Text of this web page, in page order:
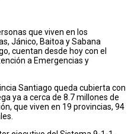
que viven en los
Jánico, Baitoa y Sabana
cuentan desde hoy con el
a Emergencias y
Santiago queda cubierta con
ya a cerca de 8.7 millones de
que viven en 19 provincias, 94